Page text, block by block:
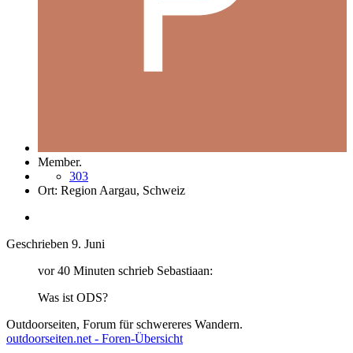
Member.
303
Ort: Region Aargau, Schweiz
Geschrieben 9. Juni
vor 40 Minuten schrieb Sebastiaan:
Was ist ODS?
Outdoorseiten, Forum für schwereres Wandern.
outdoorseiten.net - Foren-Übersicht